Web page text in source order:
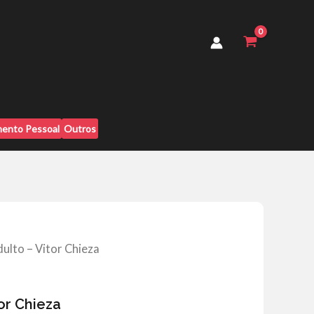
Pessoal Outros
– Vitor Chieza
Chieza